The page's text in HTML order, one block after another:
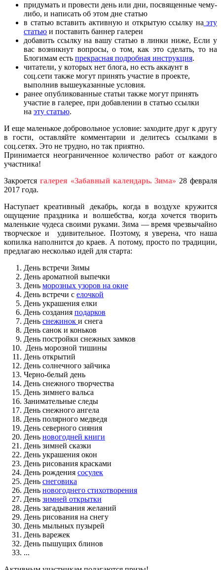
придумать и провести день или дни, посвященные чему-
либо, и написать об этом дне статью
в статью вставить активную и открытую ссылку наэту
статью и поставить баннер галереи
добавить ссылку на вашу статью в линки ниже, Если у
вас возникнут вопросы, о том, как это сделать, то на
Блогимам есть прекрасная подробная инструкция.
читатели, у которых нет блога, но есть аккаунт в
соц.сети также могут принять участие в проекте,
выполнив вышеуказанные условия.
ранее опубликованные статьи также могут принять
участие в галерее, при добавлении в статью ссылки
на эту статью.
И еще маленькое добровольное условие: заходите друг к другу
в гости, оставляйте комментарии и делитесь ссылками в
соц.сетях. Это не трудно, но так приятно.
Принимается неограниченное количество работ от каждого
участника!
Закроется галерея «Забавный календарь. Зима» 28 февраля
2017 года.
Наступает креативный декабрь, когда в воздухе кружится
ощущение праздника и волшебства, когда хочется творить
маленькие чудеса своими руками. Зима — время чрезвычайно
творческое и удивительное. Поэтому, я уверена, что наша
копилка наполнится до краев. А потому, просто по традиции,
предлагаю несколько идей для старта:
День встречи Зимы
День ароматной выпечки
День морозных узоров на окне
День встречи с елочкой
День украшения елки
День создания подарков
День снежинок и снега
День санок и коньков
День постройки снежных замков
День морозной тишины
День открытий
День солнечного зайчика
Черно-белый день
День снежного творчества
День зимнего вальса
Занимательные следы
День снежного ангела
День полярного медведя
День северного сияния
День новогодней книги
День зимней сказки
День украшения окон
День рисования красками
День рождения сосулек
День снеговика
День новогоднего стихотворения
День зимней открытки
День загадывания желаний
День рисования на снегу
День мыльных пузырей
День варежек
День пышущих блинов
...